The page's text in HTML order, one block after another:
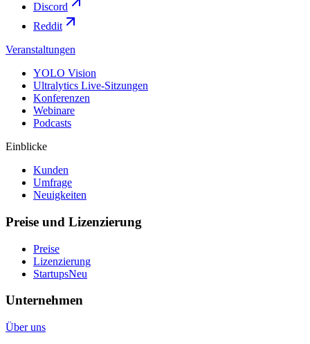
Discord
Reddit
Veranstaltungen
YOLO Vision
Ultralytics Live-Sitzungen
Konferenzen
Webinare
Podcasts
Einblicke
Kunden
Umfrage
Neuigkeiten
Preise und Lizenzierung
Preise
Lizenzierung
StartupsNeu
Unternehmen
Über uns